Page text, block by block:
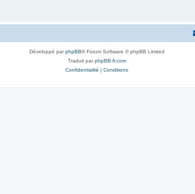
Développé parphpBB® Forum Software © phpBB Limited
Traduit parphpBB-fr.com
Confidentialité | Conditions